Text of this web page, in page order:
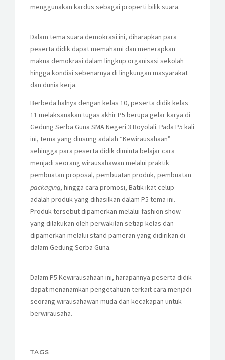
menggunakan kardus sebagai properti bilik suara.
Dalam tema suara demokrasi ini, diharapkan para
peserta didik dapat memahami dan menerapkan
makna demokrasi dalam lingkup organisasi sekolah
hingga kondisi sebenarnya di lingkungan masyarakat
dan dunia kerja.
Berbeda halnya dengan kelas 10, peserta didik kelas
11 melaksanakan tugas akhir P5 berupa gelar karya di
Gedung Serba Guna SMA Negeri 3 Boyolali. Pada P5 kali
ini, tema yang diusung adalah “Kewirausahaan”
sehingga para peserta didik diminta belajar cara
menjadi seorang wirausahawan melalui praktik
pembuatan proposal, pembuatan produk, pembuatan
packaging, hingga cara promosi, Batik ikat celup
adalah produk yang dihasilkan dalam P5 tema ini.
Produk tersebut dipamerkan melalui fashion show
yang dilakukan oleh perwakilan setiap kelas dan
dipamerkan melalui stand pameran yang didirikan di
dalam Gedung Serba Guna.
Dalam P5 Kewirausahaan ini, harapannya peserta didik
dapat menanamkan pengetahuan terkait cara menjadi
seorang wirausahawan muda dan kecakapan untuk
berwirausaha.
TAGS